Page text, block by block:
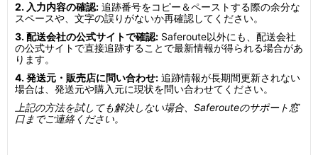
2. 入力内容の確認: 追跡番号をコピー＆ペーストする際の余分な
スペースや、文字の誤りがないか再確認してください。
3. 配送会社の公式サイトで確認: Saferoute以外にも、配送会社
の公式サイトで直接追跡することで最新情報が得られる場合があ
ります。
4. 発送元・販売店に問い合わせ: 追跡情報が長期間更新されない
場合は、発送元や購入元に現状を問い合わせてください。
上記の方法を試しても解決しない場合、Saferouteのサポート窓
口までご連絡ください。